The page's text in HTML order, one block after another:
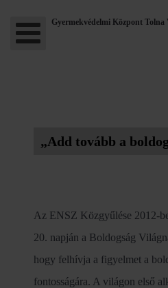
Gyermekvédelmi Központ Tolna
„Add tovább a
Az ENSZ Közgyűlése 2012-
20. napján a Boldogság
hogy felhívja a figyelmet a
fontosságára. A világon első